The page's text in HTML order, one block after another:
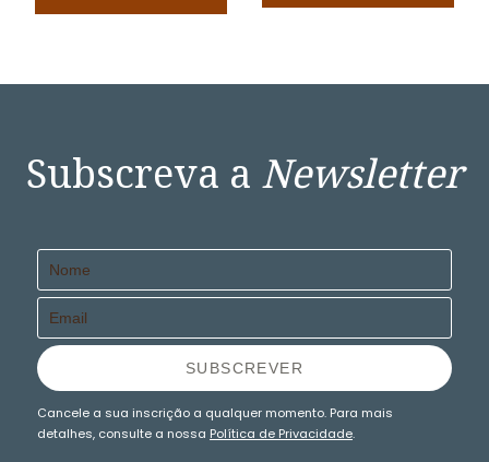
Subscreva a Newsletter
Cancele a sua inscrição a qualquer momento. Para mais
detalhes, consulte a nossa Política de Privacidade.